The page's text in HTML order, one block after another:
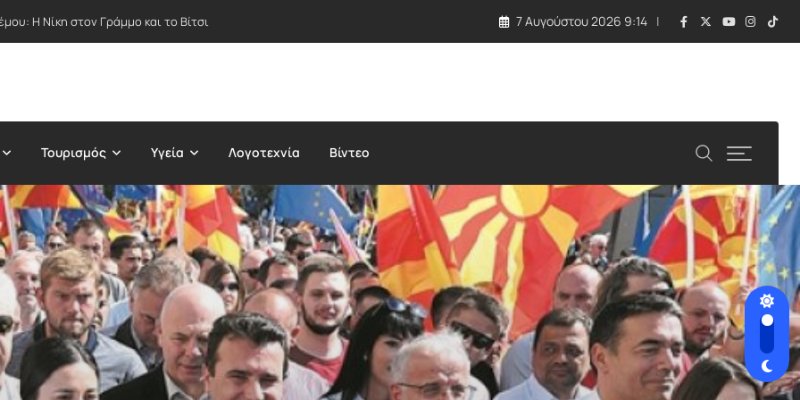
Η Νίκη στον Γράμμο και το Βίτσι 7 Αυγούστου 2026 9:14
Τουρισμός Υγεία Λογοτεχνία Βίντεο